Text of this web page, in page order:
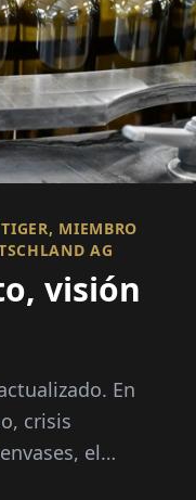
MIEMBRO
AG
visión
En
crisis
el